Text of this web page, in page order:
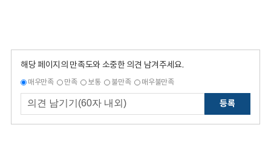
해당 페이지의 만족도와 소중한 의견 남겨주세요.
매우만족 만족 보통 불만족 매우불만족
등록